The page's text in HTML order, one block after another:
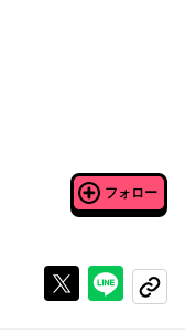
フォロー
Xで投稿する
ライン
コピー